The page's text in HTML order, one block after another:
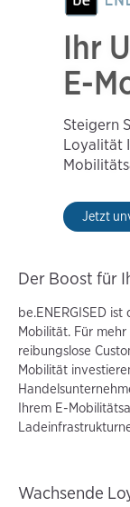
Ihr
E-
Steigern
Loyalität
Jetzt
Der Boost für
be.ENERGISED
Mobilität. Für
reibungslose
Mobilität
Ihrem E-
Wachsende